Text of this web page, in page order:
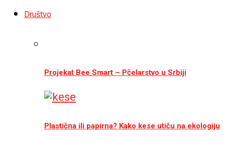
Društvo
Projekat Bee Smart – Pčelarstvo u Srbiji
Plastična ili papirna? Kako kese utiču na ekologiju